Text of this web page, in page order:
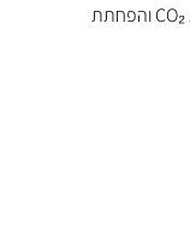
: הפחתת פליטות CO₂ והפחתת